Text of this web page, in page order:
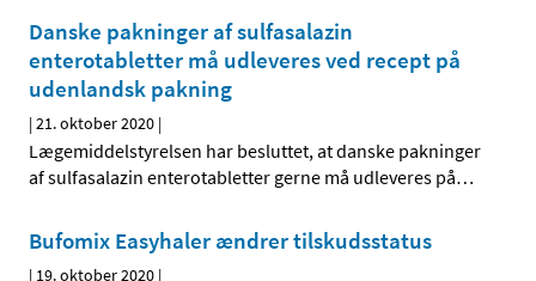
Danske pakninger af sulfasalazin
enterotabletter må udleveres ved recept på
udenlandsk pakning
|21. oktober 2020 |
Lægemiddelstyrelsen har besluttet, at danske pakninger
af sulfasalazin enterotabletter gerne må udleveres på…
Bufomix Easyhaler ændrer tilskudsstatus
| 19. oktober 2020 |